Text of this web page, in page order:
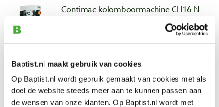
Baptist.nl maakt gebruik van cookies
Op Baptist.nl wordt gebruik gemaakt van cookies met als
doel de website steeds meer aan te kunnen passen aan
de wensen van onze klanten. Op Baptist.nl wordt met
Contimac kolomboormachine CH16 N
In stock
Compare